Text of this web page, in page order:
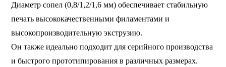
Диаметр сопел (0,8/1,2/1,6 мм) обеспечивает стабильную
печать высококачественными филаментами и
высокопроизводительную экструзию.
Он также идеально подходит для серийного производства
и быстрого прототипирования в различных размерах.